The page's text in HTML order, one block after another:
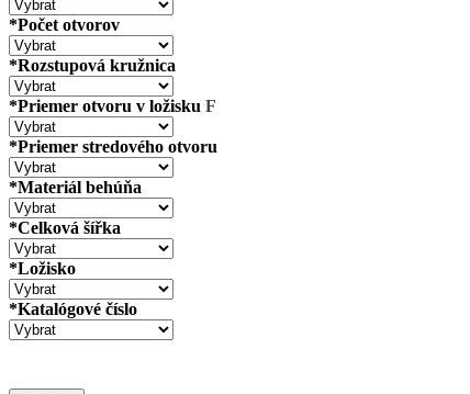
*Počet otvorov
*Rozstupová kružnica
*Priemer otvoru v ložisku F
*Priemer stredového otvoru
*Materiál behúňa
*Celková šířka
*Ložisko
*Katalógové číslo